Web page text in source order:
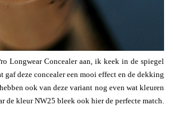
Longwear Concealer aan, ik keek in de spiegel
gaf deze concealer een mooi effect en de dekking
ook van deze variant nog even wat kleuren
de kleur NW25 bleek ook hier de perfecte match.